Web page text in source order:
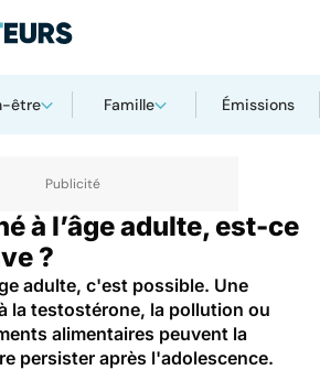
être Famille Émissions
à l’âge adulte, est-ce
?
adulte, c'est possible. Une
la testostérone, la pollution ou
alimentaires peuvent la
persister après l'adolescence.